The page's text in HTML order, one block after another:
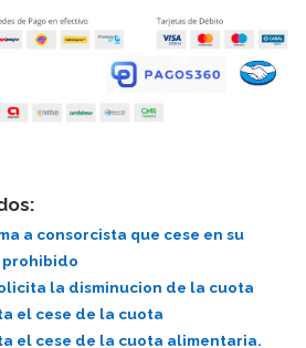
a consorcista que cese en su
la disminucion de la cuota
el cese de la cuota
el cese de la cuota alimentaria.